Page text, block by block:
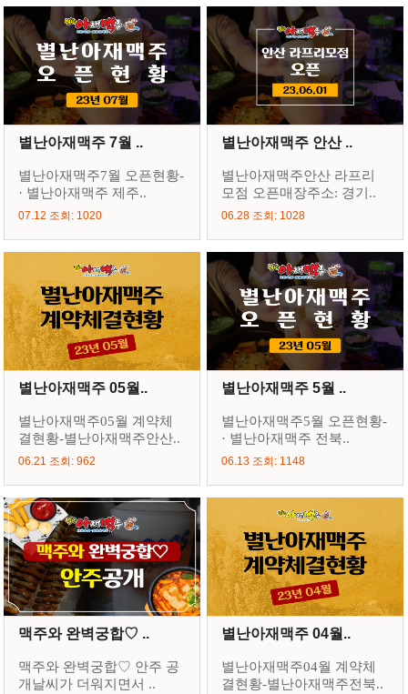
별난아재맥주 7월 ..
별난아재맥주7월 오픈현황-
· 별난아재맥주 제주..
07.12 조회: 1020
별난아재맥주 안산 ..
별난아재맥주안산 라프리
모점 오픈매장주소: 경기..
06.28 조회: 1028
별난아재맥주 05월..
별난아재맥주05월 계약체
결현황-별난아재맥주안산..
06.21 조회: 962
별난아재맥주 5월 ..
별난아재맥주5월 오픈현황-
· 별난아재맥주 전북..
06.13 조회: 1148
맥주와 완벽궁합♡ ..
맥주와 완벽궁합♡ 안주 공
개날씨가 더워지면서 ..
별난아재맥주 04월..
별난아재맥주04월 계약체
결현황-별난아재맥주전북..